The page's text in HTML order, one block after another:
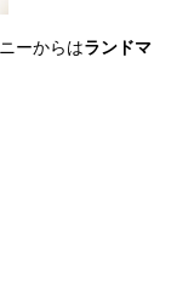
ーからはランドマ